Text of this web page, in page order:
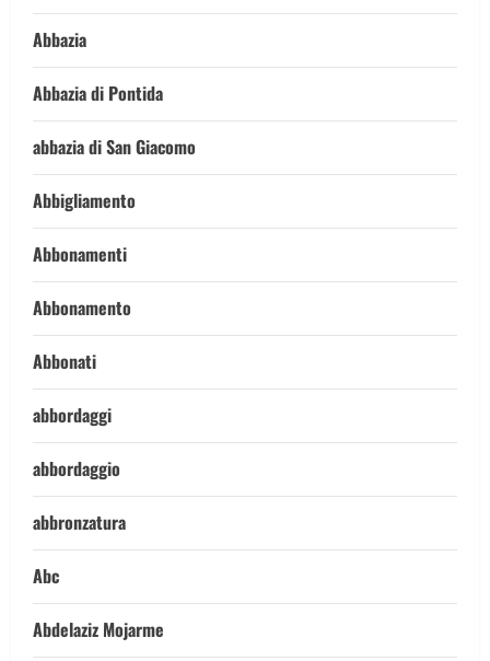
Abbazia
Abbazia di Pontida
abbazia di San Giacomo
Abbigliamento
Abbonamenti
Abbonamento
Abbonati
abbordaggi
abbordaggio
abbronzatura
Abc
Abdelaziz Mojarme